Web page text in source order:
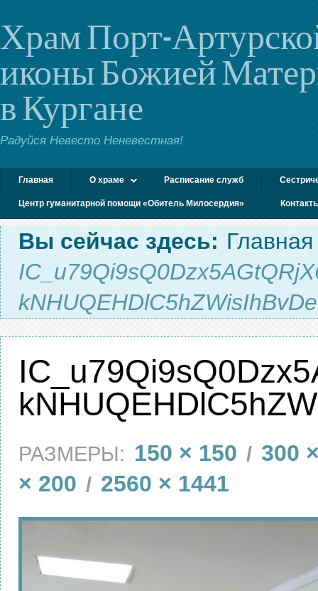
Храм Порт-
иконы Божией
в Кургане
Радуйся Невесто Неневестная!
Главная О храме Расписание служб
Центр гуманитарной помощи «Обитель Милосердия»
Вы сейчас здесь: Главная
РАЗМЕРЫ: 150 × 150 / 300
× 200 / 2560 × 1441